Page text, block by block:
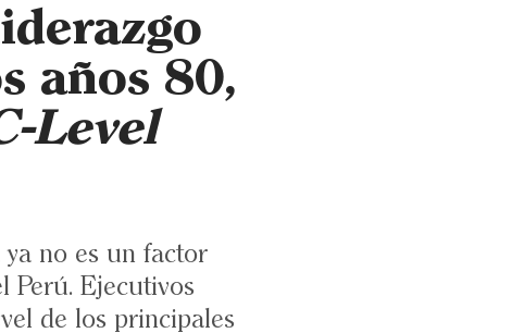
años 80,
Level
no es un factor
Perú. Ejecutivos
de los principales